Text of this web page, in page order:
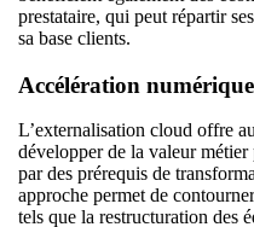
prestataire, qui peut répartir
sa base clients.
Accélération
L’externalisation cloud offre
développer de la valeur métier
par des prérequis de
approche permet de
tels que la restructuration des